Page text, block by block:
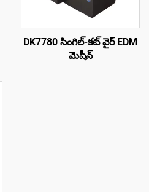
DK7780 సింగిల్-కట్ వైర్ EDM
మెషీన్